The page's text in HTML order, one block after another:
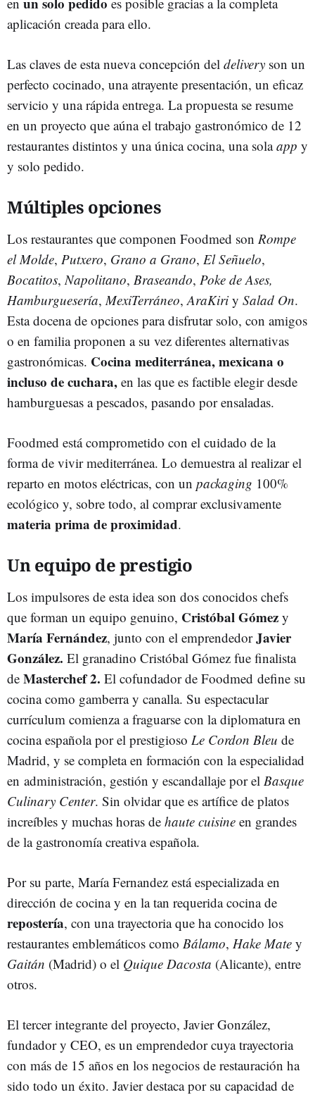
aplicación creada para ello.
Las claves de esta nueva concepción del delivery son un
perfecto cocinado, una atrayente presentación, un eficaz
servicio y una rápida entrega. La propuesta se resume
en un proyecto que aúna el trabajo gastronómico de 12
restaurantes distintos y una única cocina, una solaapp y
y solo pedido.
Múltiples opciones
Los restaurantes que componen Foodmed son Rompe
el Molde, Putxero, Grano a Grano, El Señuelo,
Bocatitos,Napolitano, Braseando, Poke de Ases,
Hamburguesería,MexiTerráneo,AraKiri y Salad On.
Esta docena de opciones para disfrutar solo, con amigos
o en familia proponen a su vez diferentes alternativas
gastronómicas. Cocina mediterránea, mexicana o
incluso de cuchara, en las que es factible elegir desde
hamburguesas a pescados, pasando por ensaladas.
Foodmed está comprometido con el cuidado de la
forma de vivir mediterránea. Lo demuestra al realizar el
reparto en motos eléctricas, con un packaging 100%
ecológico y, sobre todo, al comprar exclusivamente
materia prima de proximidad.
Un equipo de prestigio
Los impulsores de esta idea son dos conocidos chefs
que forman un equipo genuino, Cristóbal Gómez y
María Fernández, junto con el emprendedorJavier
González. El granadino Cristóbal Gómez fue finalista
de Masterchef 2. El cofundador de Foodmed define su
cocina como gamberra y canalla. Su espectacular
currículum comienza a fraguarse con la diplomatura en
cocina española por el prestigioso Le Cordon Bleu de
Madrid, y se completa en formación con la especialidad
en administración, gestión y escandallaje por el Basque
Culinary Center. Sin olvidar que es artífice de platos
increíbles y muchas horas de haute cuisine en grandes
de la gastronomía creativa española.
Por su parte, María Fernandez está especializada en
dirección de cocina y en la tan requerida cocina de
repostería, con una trayectoria que ha conocido los
restaurantes emblemáticos como Bálamo, Hake Mate y
Gaitán (Madrid) o el Quique Dacosta (Alicante), entre
otros.
El tercer integrante del proyecto, Javier González,
fundador y CEO, es un emprendedor cuya trayectoria
con más de 15 años en los negocios de restauración ha
sido todo un éxito. Javier destaca por su capacidad de